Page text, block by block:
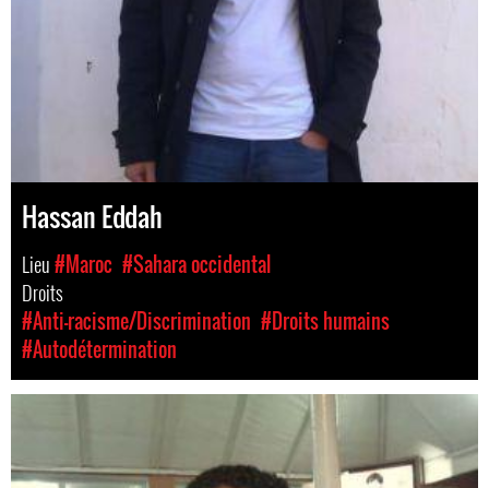
Hassan Eddah
Lieu#Maroc #Sahara occidental
Droits
#Anti-racisme/Discrimination #Droits humains
#Autodétermination